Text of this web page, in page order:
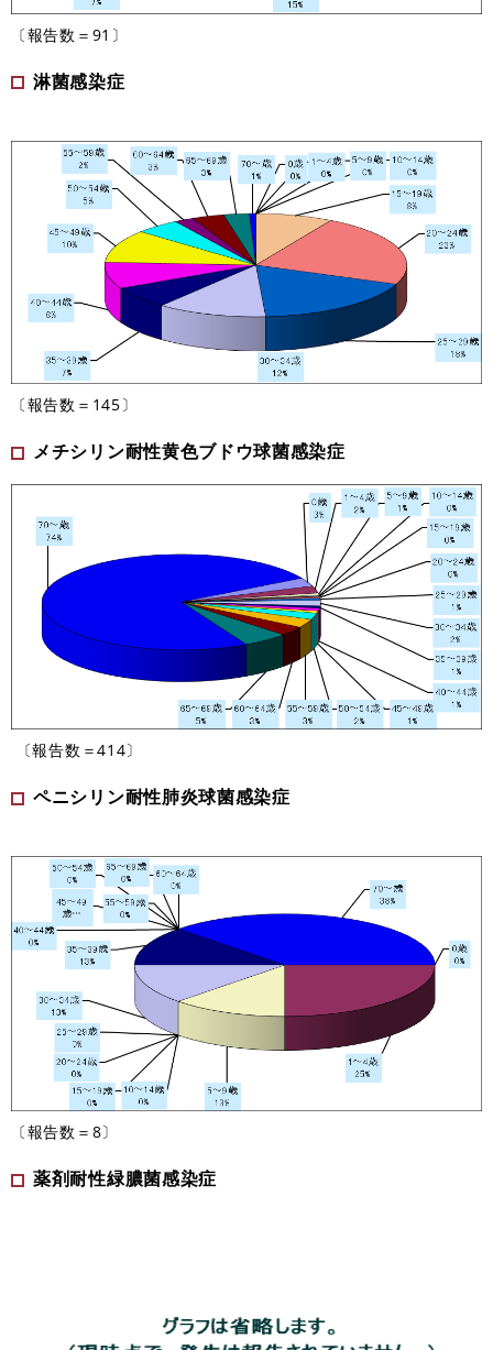
〔報告数＝91〕
淋菌感染症
〔報告数＝145〕
メチシリン耐性黄色ブドウ球菌感染症
〔報告数＝414〕
ペニシリン耐性肺炎球菌感染症
〔報告数＝8〕
薬剤耐性緑膿菌感染症